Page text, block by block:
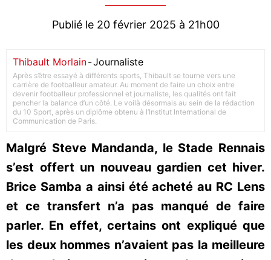
Publié le 20 février 2025 à 21h00
Thibault Morlain-Journaliste
Après s’être essayé à différents sports, Thibault se tourne vers une
carrière de footballeur amateur. Au moment de faire un choix entre
devenir footballeur professionnel et journaliste, les qualités ont fait
pencher la balance d’un côté. Le voilà désormais au sein de la rédaction
du 10 Sport, après un diplôme obtenu à l’Institut International de
Communication de Paris.
Malgré Steve Mandanda, le Stade Rennais
s’est offert un nouveau gardien cet hiver.
Brice Samba a ainsi été acheté au RC Lens
et ce transfert n’a pas manqué de faire
parler. En effet, certains ont expliqué que
les deux hommes n’avaient pas la meilleure